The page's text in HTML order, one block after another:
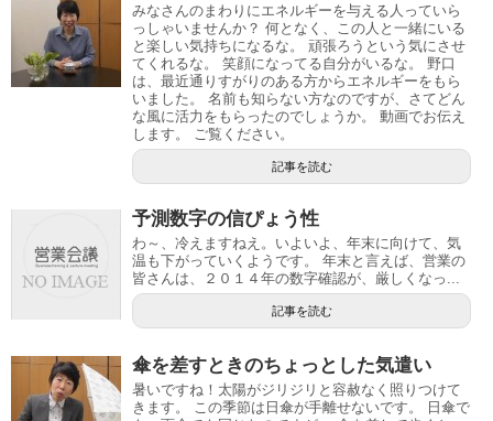
みなさんのまわりにエネルギーを与える人っていら
っしゃいませんか？ 何となく、この人と一緒にいる
と楽しい気持ちになるな。 頑張ろうという気にさせ
てくれるな。 笑顔になってる自分がいるな。 野口
は、最近通りすがりのある方からエネルギーをもら
いました。 名前も知らない方なのですが、さてどん
な風に活力をもらったのでしょうか。 動画でお伝え
します。 ご覧ください。
記事を読む
予測数字の信ぴょう性
わ～、冷えますねえ。いよいよ、年末に向けて、気
温も下がっていくようです。 年末と言えば、営業の
皆さんは、２０１４年の数字確認が、厳しくなっ...
記事を読む
傘を差すときのちょっとした気遣い
暑いですね！太陽がジリジリと容赦なく照りつけて
きます。 この季節は日傘が手離せないです。 日傘で